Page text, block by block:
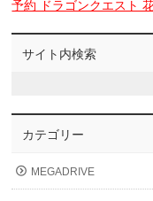
予約 ドラゴンクエスト
サイト内検索
カテゴリー
MEGADRIVE